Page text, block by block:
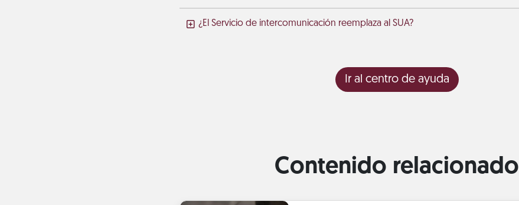
¿El Servicio de intercomunicación reemplaza al SUA?
Ir al centro de ayuda
Contenido relacionado